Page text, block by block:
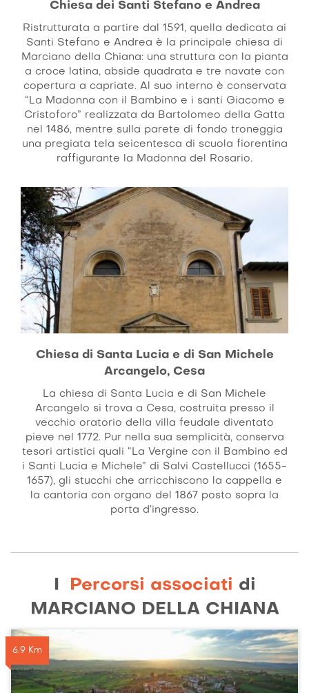
Chiesa dei Santi Stefano e Andrea
Ristrutturata a partire dal 1591, quella dedicata ai
Santi Stefano e Andrea è la principale chiesa di
Marciano della Chiana: una struttura con la pianta
a croce latina, abside quadrata e tre navate con
copertura a capriate. Al suo interno è conservata
“La Madonna con il Bambino e i santi Giacomo e
Cristoforo” realizzata da Bartolomeo della Gatta
nel 1486, mentre sulla parete di fondo troneggia
una pregiata tela seicentesca di scuola fiorentina
raffigurante la Madonna del Rosario.
Chiesa di Santa Lucia e di San Michele
Arcangelo, Cesa
La chiesa di Santa Lucia e di San Michele
Arcangelo si trova a Cesa, costruita presso il
vecchio oratorio della villa feudale diventato
pieve nel 1772. Pur nella sua semplicità, conserva
tesori artistici quali “La Vergine con il Bambino ed
i Santi Lucia e Michele” di Salvi Castellucci (1655-
1657), gli stucchi che arricchiscono la cappella e
la cantoria con organo del 1867 posto sopra la
porta d’ingresso.
I Percorsi associati di
MARCIANO DELLA CHIANA
6.9 Km